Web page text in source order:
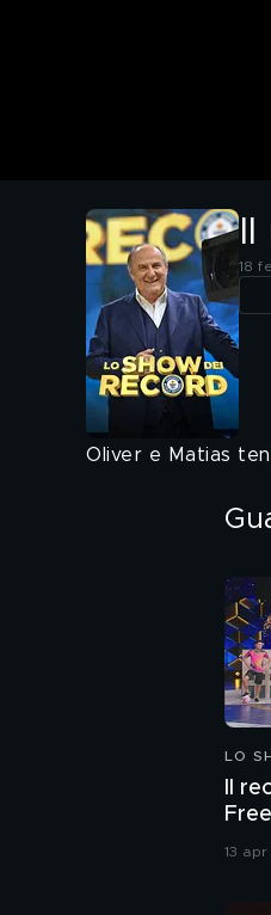
18
Oliver e Matias
LO
Il
13